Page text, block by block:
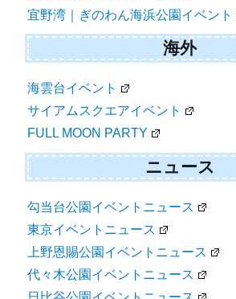
宜野湾｜ぎのわん海浜公園イベント
海外
海雲台イベント
サイアムスクエアイベント
FULL MOON PARTY
ニュース
勾当台公園イベントニュース
東京イベントニュース
上野恩賜公園イベントニュース
代々木公園イベントニュース